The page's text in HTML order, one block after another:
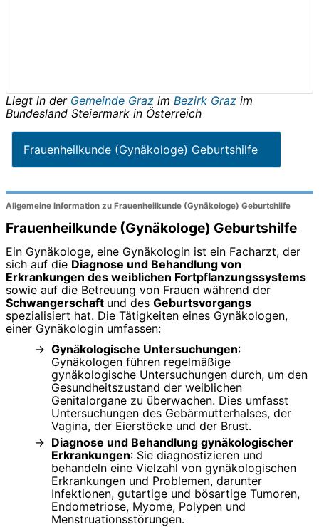
Liegt in der Gemeinde Graz im Bezirk Graz im
Bundesland Steiermark in Österreich
Frauenheilkunde (Gynäkologe) Geburtshilfe
Allgemeine Information zu Frauenheilkunde (Gynäkologe) Geburtshilfe
Frauenheilkunde (Gynäkologe) Geburtshilfe
Ein Gynäkologe, eine Gynäkologin ist ein Facharzt, der
sich auf die Diagnose und Behandlung von
Erkrankungen des weiblichen Fortpflanzungssystems
sowie auf die Betreuung von Frauen während der
Schwangerschaft und des Geburtsvorgangs
spezialisiert hat. Die Tätigkeiten eines Gynäkologen,
einer Gynäkologin umfassen:
Gynäkologische Untersuchungen:
Gynäkologen führen regelmäßige
gynäkologische Untersuchungen durch, um den
Gesundheitszustand der weiblichen
Genitalorgane zu überwachen. Dies umfasst
Untersuchungen des Gebärmutterhalses, der
Vagina, der Eierstöcke und der Brust.
Diagnose und Behandlung gynäkologischer
Erkrankungen: Sie diagnostizieren und
behandeln eine Vielzahl von gynäkologischen
Erkrankungen und Problemen, darunter
Infektionen, gutartige und bösartige Tumoren,
Endometriose, Myome, Polypen und
Menstruationsstörungen.